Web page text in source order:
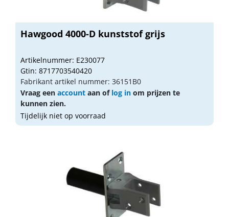
Hawgood 4000-D kunststof grijs
Artikelnummer: E230077
Gtin: 8717703540420
Fabrikant artikel nummer: 36151B0
Vraag een account aan of log in om prijzen te
kunnen zien.
Tijdelijk niet op voorraad